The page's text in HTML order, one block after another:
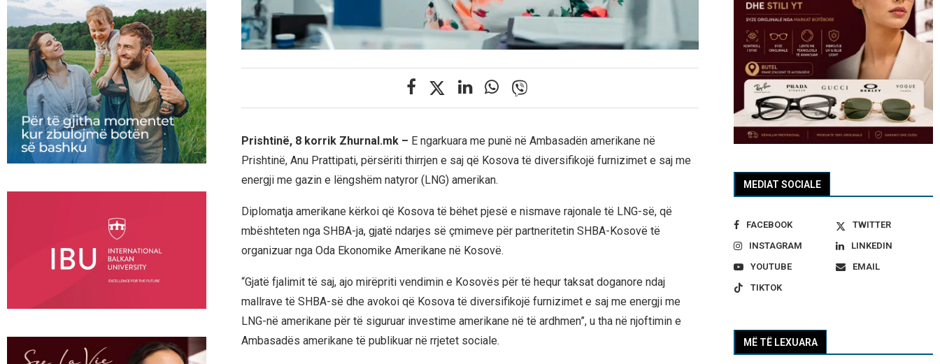
Prishtinë, 8 korrik Zhurnal.mk – E ngarkuara me punë në Ambasadën amerikane në
Prishtinë, Anu Prattipati, përsëriti thirrjen e saj që Kosova të diversifikojë furnizimet e saj me
energji me gazin e lëngshëm natyror (LNG) amerikan.
Diplomatja amerikane kërkoi që Kosova të bëhet pjesë e nismave rajonale të LNG-së, që
mbështeten nga SHBA-ja, gjatë ndarjes së çmimeve për partneritetin SHBA-Kosovë të
organizuar nga Oda Ekonomike Amerikane në Kosovë.
“Gjatë fjalimit të saj, ajo mirëpriti vendimin e Kosovës për të hequr taksat doganore ndaj
mallrave të SHBA-së dhe avokoi që Kosova të diversifikojë furnizimet e saj me energji me
LNG-në amerikane për të siguruar investime amerikane në të ardhmen”, u tha në njoftimin e
Ambasadës amerikane të publikuar në rrjetet sociale.
MEDIAT SOCIALE
FACEBOOK
TWITTER
INSTAGRAM
LINKEDIN
YOUTUBE
EMAIL
TIKTOK
MË TË LEXUARA